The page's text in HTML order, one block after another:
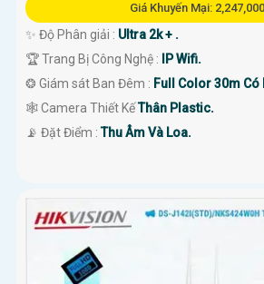
Giá Khuyến Mại:
✨ Độ Phân giải : Ultra 2k + .
🏆 Trang Bị Công Nghệ :
IP Wifi.
❂ Giám sát Ban Đêm : Full Color 30m Có
🕸️ Camera Thiết KếThân Plastic.
️📡 Đặt Điểm :Thu Âm Và Loa.